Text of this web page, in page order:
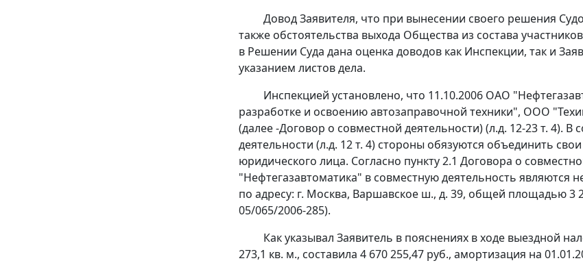
Довод Заявителя, что при вынесении своего решения
также обстоятельства выхода Общества из состава
в Решении Суда дана оценка доводов как Инспекции, так и
указанием листов дела.
Инспекцией установлено, что 11.10.2006 ОАО
разработке и освоению автозаправочной техники", ООО
(далее -Договор о совместной деятельности) (л.д. 12-23 т. 4).
деятельности (л.д. 12 т. 4) стороны обязуются объединить
юридического лица. Согласно пункту 2.1 Договора о
"Нефтегазавтоматика" в совместную деятельность
по адресу: г. Москва, Варшавское ш., д. 39, общей площадью 3
05/065/2006-285).
Как указывал Заявитель в пояснениях в ходе выездной
273,1 кв. м., составила 4 670 255,47 руб., амортизация на